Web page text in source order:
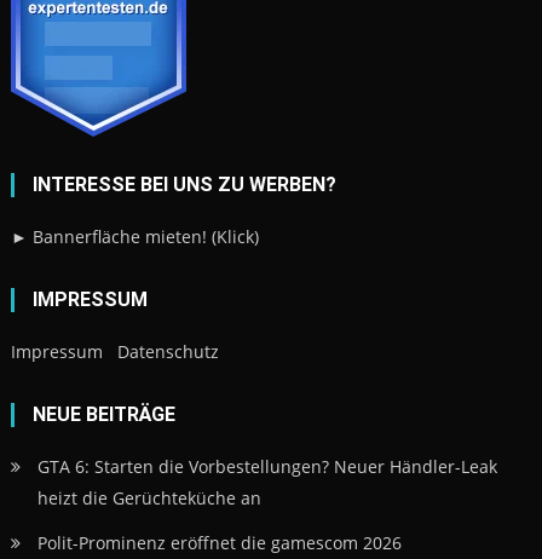
INTERESSE BEI UNS ZU WERBEN?
► Bannerfläche mieten! (Klick)
IMPRESSUM
Impressum Datenschutz
NEUE BEITRÄGE
GTA 6: Starten die Vorbestellungen? Neuer Händler-Leak
heizt die Gerüchteküche an
Polit-Prominenz eröffnet die gamescom 2026